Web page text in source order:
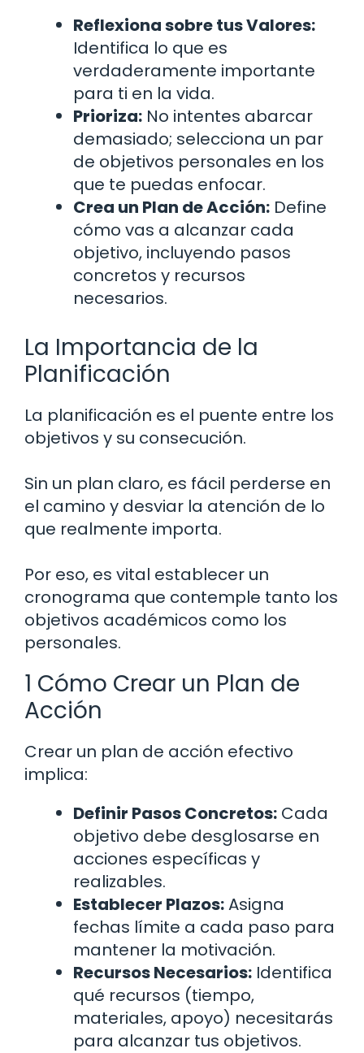
Reflexiona sobre tus Valores:
Identifica lo que es
verdaderamente importante
para ti en la vida.
Prioriza: No intentes abarcar
demasiado; selecciona un par
de objetivos personales en los
que te puedas enfocar.
Crea un Plan de Acción: Define
cómo vas a alcanzar cada
objetivo, incluyendo pasos
concretos y recursos
necesarios.
La Importancia de la
Planificación
La planificación es el puente entre los
objetivos y su consecución.
Sin un plan claro, es fácil perderse en
el camino y desviar la atención de lo
que realmente importa.
Por eso, es vital establecer un
cronograma que contemple tanto los
objetivos académicos como los
personales.
1 Cómo Crear un Plan de
Acción
Crear un plan de acción efectivo
implica:
Definir Pasos Concretos: Cada
objetivo debe desglosarse en
acciones específicas y
realizables.
Establecer Plazos:Asigna
fechas límite a cada paso para
mantener la motivación.
Recursos Necesarios: Identifica
qué recursos (tiempo,
materiales, apoyo) necesitarás
para alcanzar tus objetivos.